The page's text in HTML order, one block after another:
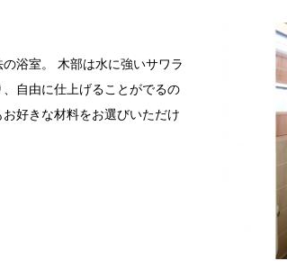
浴室。 木部は水に強いサワラ
自由に仕上げることがでるの
好きな材料をお選びいただけ